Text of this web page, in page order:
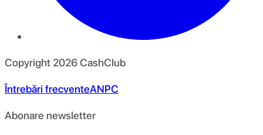
Copyright 2026CashClub
Întrebări frecventeANPC
Abonare newsletter